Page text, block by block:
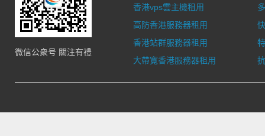
微信公衆号 關注有禮
香港vps雲主機租用
高防香港服務器租用
香港站群服務器租用
大帶寬香港服務器租用